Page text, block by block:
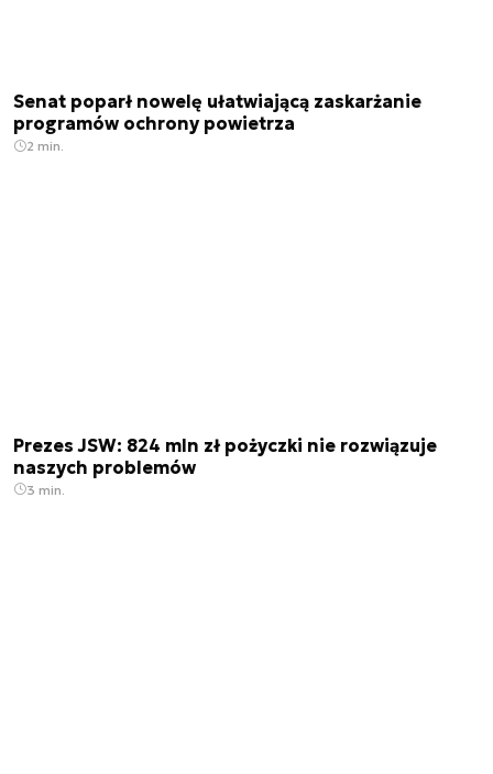
Senat poparł nowelę ułatwiającą zaskarżanie
programów ochrony powietrza
2 min.
Prezes JSW: 824 mln zł pożyczki nie rozwiązuje
naszych problemów
3 min.